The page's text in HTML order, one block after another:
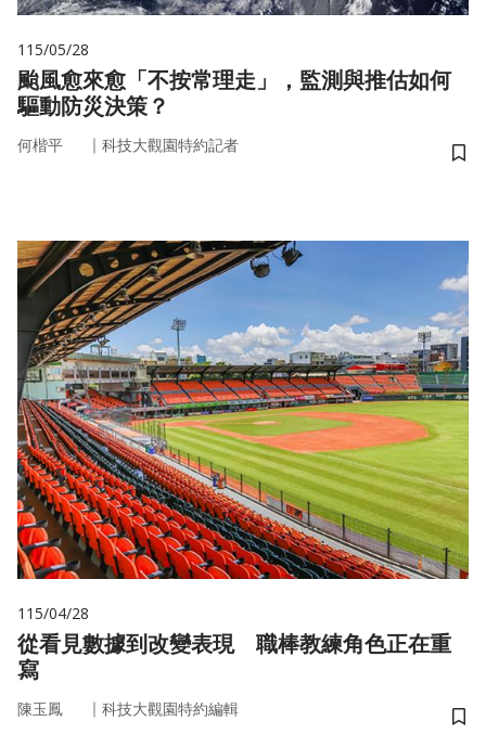
115/05/28
颱風愈來愈「不按常理走」，監測與推估如何
驅動防災決策？
何楷平 ｜ 科技大觀園特約記者
儲
115/04/28
從看見數據到改變表現 職棒教練角色正在重
寫
陳玉鳳 ｜ 科技大觀園特約編輯
儲